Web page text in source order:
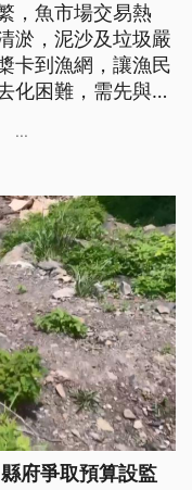
，魚市場交易熱
淤，泥沙及垃圾嚴
卡到漁網，讓漁民
化困難，需先與地
...
府爭取預算設監